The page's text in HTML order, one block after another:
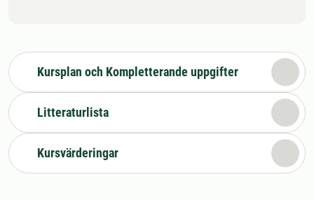
Kursplan och Kompletterande uppgifter
Litteraturlista
Kursvärderingar